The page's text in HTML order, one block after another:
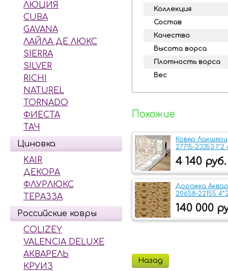
ЛЮЦИЯ
CUBA
GAVANA
ЛАЙЛА ДЕ ЛЮКС
SIERRA
SILVER
RICHI
NATUREL
TORNADO
ФИЕСТА
ТАЧ
Циновка
KAIR
ДЕКОРА
ФЛУРЛЮКС
ТЕРАЗЗА
Российские ковры
COLIZEY
VALENCIA DELUXE
АКВАРЕЛЬ
КРУИЗ
Коллекция
Состав
Качество
Высота ворса
Плотность ворса
Вес
Похожие
Ковер Лакшери
27715-23353 1*2
4 140 руб.
Дорожка
20658-22155
140 000
Назад